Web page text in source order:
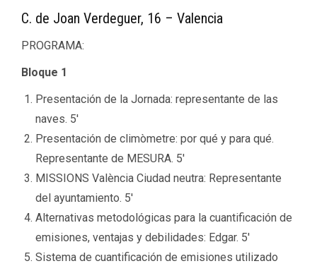
C. de Joan Verdeguer, 16 – Valencia
PROGRAMA:
Bloque 1
Presentación de la Jornada: representante de las
naves. 5′
Presentación de climòmetre: por qué y para qué.
Representante de MESURA. 5′
MISSIONS València Ciudad neutra: Representante
del ayuntamiento. 5′
Alternativas metodológicas para la cuantificación de
emisiones, ventajas y debilidades: Edgar. 5′
Sistema de cuantificación de emisiones utilizado